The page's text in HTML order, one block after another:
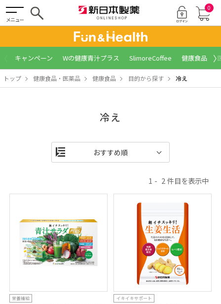
メニュー
0
キャンペーン Wの健康青汁プラス SlimoreCoffee 健康食品 〉
トップ 健康食品・医薬品 健康食品 目的から探す 冷え
冷え
1 2
栄養補給 イキイキサポート